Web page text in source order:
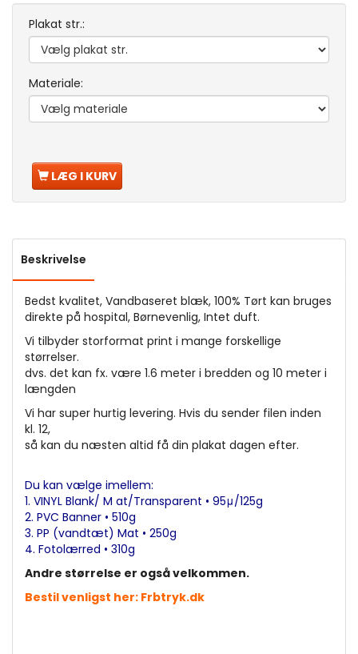
Plakat str.:
Materiale:
LÆG I KURV
Beskrivelse
Bedst kvalitet, Vandbaseret blæk, 100% Tørt kan bruges
direkte på hospital, Børnevenlig, Intet duft.
Vi tilbyder storformat print i mange forskellige
størrelser.
dvs. det kan fx. være 1.6 meter i bredden og 10 meter i
længden
Vi har super hurtig levering. Hvis du sender filen inden
kl. 12,
så kan du næsten altid få din plakat dagen efter.
Du kan vælge imellem:
1. VINYL Blank/ M at/Transparent • 95μ/125g
2. PVC Banner • 510g
3. PP (vandtæt) Mat • 250g
4. Fotolærred • 310g
Andre størrelse er også velkommen.
Bestil venligst her: Frbtryk.dk